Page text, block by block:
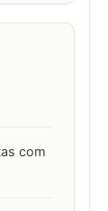
com